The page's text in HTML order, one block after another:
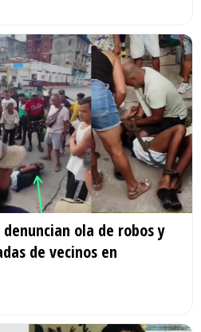
ola de robos y
de vecinos en